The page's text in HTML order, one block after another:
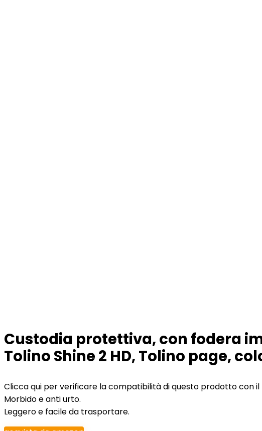
Custodia protettiva, con fodera
Tolino Shine 2 HD, Tolino page,
Clicca qui per verificare la compatibilità di questo prodotto con
Morbido e anti urto.
Leggero e facile da trasportare.